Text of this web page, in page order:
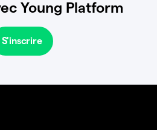
Young Platform
S'inscrire